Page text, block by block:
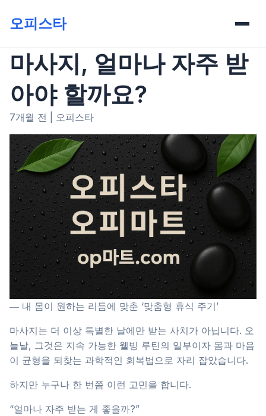
오피스타
마사지, 얼마나 자주 받
아야 할까요?
7개월 전 오피스타
― 내 몸이 원하는 리듬에 맞춘 ‘맞춤형 휴식 주기’
마사지는 더 이상 특별한 날에만 받는 사치가 아닙니다. 오
늘날, 그것은 지속 가능한 웰빙 루틴의 일부이자 몸과 마음
이 균형을 되찾는 과학적인 회복법으로 자리 잡았습니다.
하지만 누구나 한 번쯤 이런 고민을 합니다.
“얼마나 자주 받는 게 좋을까?”